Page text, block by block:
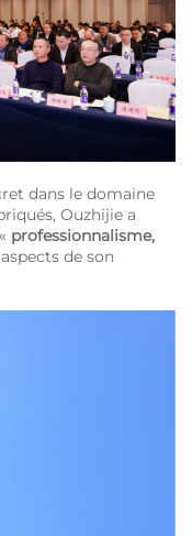
dans le domaine
Ouzhijie a
professionnalisme,
de son